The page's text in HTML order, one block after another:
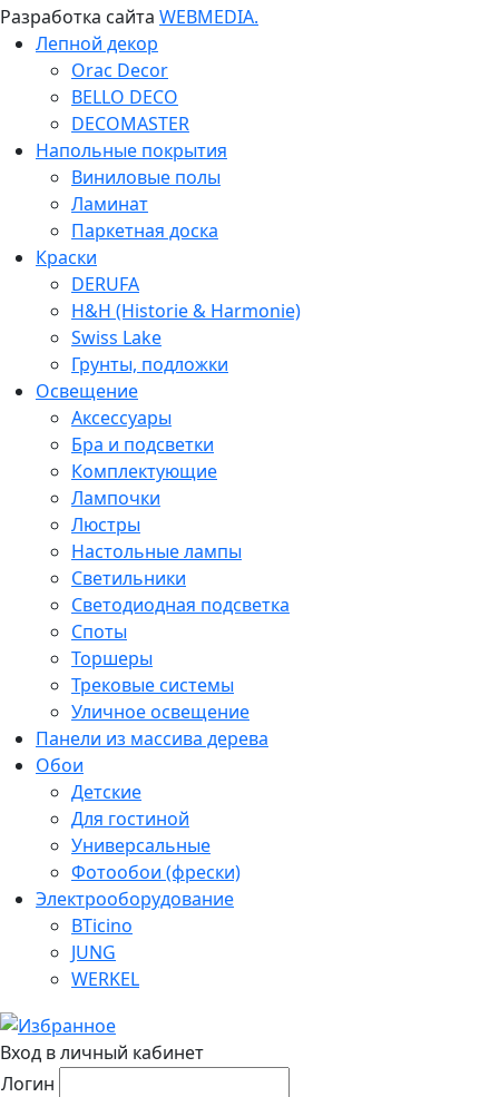
Разработка сайта WEBMEDIA.
Лепной декор
Orac Decor
BELLO DECO
DECOMASTER
Напольные покрытия
Виниловые полы
Ламинат
Паркетная доска
Краски
DERUFA
H&H (Historie & Harmonie)
Swiss Lake
Грунты, подложки
Освещение
Аксессуары
Бра и подсветки
Комплектующие
Лампочки
Люстры
Настольные лампы
Светильники
Светодиодная подсветка
Споты
Торшеры
Трековые системы
Уличное освещение
Панели из массива дерева
Обои
Детские
Для гостиной
Универсальные
Фотообои (фрески)
Электрооборудование
BTicino
JUNG
WERKEL
Вход в личный кабинет
Логин